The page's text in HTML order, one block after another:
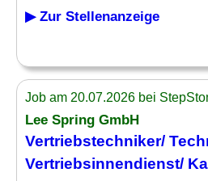
▶ Zur Stellenanzeige
Job am 20.07.2026 bei
Lee Spring GmbH
Vertriebstechniker/
Vertriebsinnendienst/